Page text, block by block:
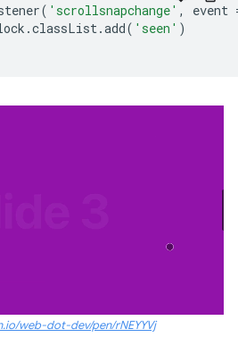
( 'scrollsnapchange' , event
.classList .add( 'seen' )
web-dot-dev/pen/rNEYYVj